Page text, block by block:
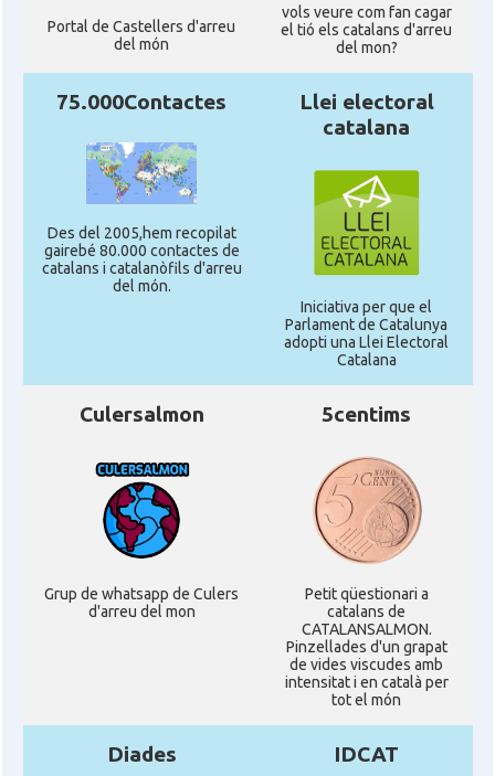
Portal de Castellers d'arreu
del món
vols veure com fan cagar
el tió els catalans d'arreu
del mon?
75.000Contactes
Des del 2005,hem recopilat
gairebé 80.000 contactes de
catalans i catalanòfils d'arreu
del món.
Llei electoral
catalana
Iniciativa per que el
Parlament de Catalunya
adopti una Llei Electoral
Catalana
Culersalmon
Grup de whatsapp de Culers
d'arreu del mon
5centims
Petit qüestionari a
catalans de
CATALANSALMON.
Pinzellades d'un grapat
de vides viscudes amb
intensitat i en català per
tot el món
Diades IDCAT